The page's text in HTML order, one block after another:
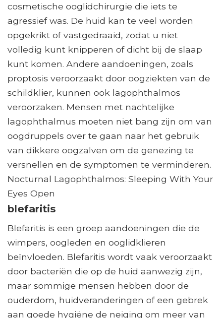
cosmetische ooglidchirurgie die iets te
agressief was. De huid kan te veel worden
opgekrikt of vastgedraaid, zodat u niet
volledig kunt knipperen of dicht bij de slaap
kunt komen. Andere aandoeningen, zoals
proptosis veroorzaakt door oogziekten van de
schildklier, kunnen ook lagophthalmos
veroorzaken. Mensen met nachtelijke
lagophthalmus moeten niet bang zijn om van
oogdruppels over te gaan naar het gebruik
van dikkere oogzalven om de genezing te
versnellen en de symptomen te verminderen.
Nocturnal Lagophthalmos: Sleeping With Your
Eyes Open
blefaritis
Blefaritis is een groep aandoeningen die de
wimpers, oogleden en ooglidklieren
beïnvloeden. Blefaritis wordt vaak veroorzaakt
door bacteriën die op de huid aanwezig zijn,
maar sommige mensen hebben door de
ouderdom, huidveranderingen of een gebrek
aan goede hygiëne de neiging om meer van